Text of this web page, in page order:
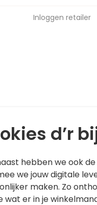
Inloggen retailer
d’r
hebben we ook
we jouw digitale
maken. Zo
wat er in je